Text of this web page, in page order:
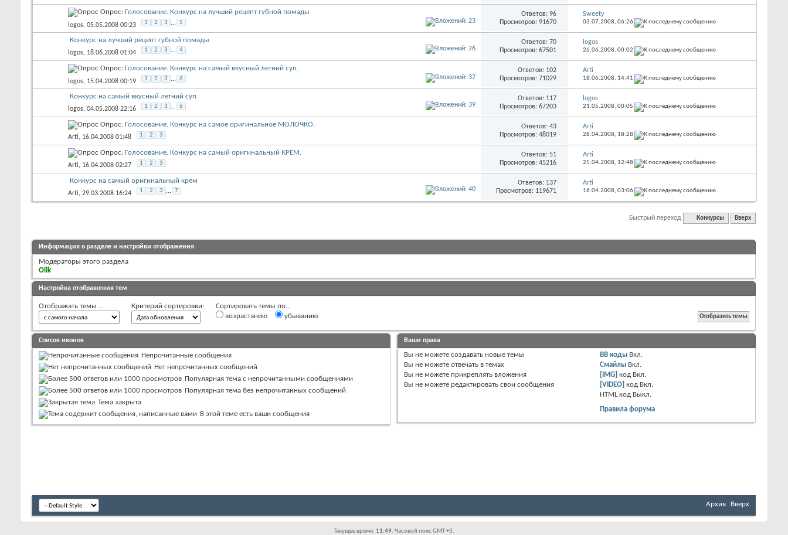
Опрос: Голосование. Конкурс на лучший рецепт губной помады
logos, 05.05.2008 00:23 1 2 3 ... 5
Ответов: 96
Просмотров: 91670
Sweety
03.07.2008, 06:26
Конкурс на лучший рецепт губной помады
logos, 18.06.2008 01:04 1 2 3 ... 4
Ответов: 70
Просмотров: 67501
logos
26.06.2008, 00:02
Опрос: Голосование. Конкурс на самый вкусный летний суп.
logos, 15.04.2008 00:19 1 2 3 ... 6
Ответов: 102
Просмотров: 71029
Arti
18.06.2008, 14:41
Конкурс на самый вкусный летний суп
logos, 04.05.2008 22:16 1 2 3 ... 6
Ответов: 117
Просмотров: 67203
logos
21.05.2008, 00:05
Опрос: Голосование. Конкурс на самое оригинальное МОЛОЧКО.
Arti, 16.04.2008 01:48 1 2 3
Ответов: 43
Просмотров: 48019
Arti
28.04.2008, 18:28
Опрос: Голосование. Конкурс на самый оригинальный КРЕМ.
Arti, 16.04.2008 02:27 1 2 3
Ответов: 51
Просмотров: 45216
Arti
25.04.2008, 12:48
Конкурс на самый оригинальный крем
Arti, 29.03.2008 16:24 1 2 3 ... 7
Ответов: 137
Просмотров: 119671
Arti
16.04.2008, 03:06
Быстрый переход Конкурсы Вверх
Информация о разделе и настройки отображения
Модераторы этого раздела
Olik
Настройка отображения тем
Отображать темы ... Критерий сортировки:
Сортировать темы по...
возрастанию
убыванию
Список иконок
Непрочитанные сообщения
Нет непрочитанных сообщений
Популярная тема с непрочитанными сообщениями
Популярная тема без непрочитанных сообщений
Тема закрыта
В этой теме есть ваши сообщения
Ваши права
Вы не можете создавать новые темы
Вы не можете отвечать в темах
Вы не можете прикреплять вложения
Вы не можете редактировать свои сообщения
BB коды Вкл.
Смайлы Вкл.
[IMG] код Вкл.
[VIDEO] код Вкл.
HTML код Выкл.
Правила форума
Архив Вверх
Текущее время: 11:49. Часовой пояс GMT +3.